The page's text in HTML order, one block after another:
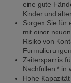
eine gute
Kinder und
Sorgen Sie für
mit einer
Risiko von
Zeitersparnis
Nachfüllen * in
Hohe